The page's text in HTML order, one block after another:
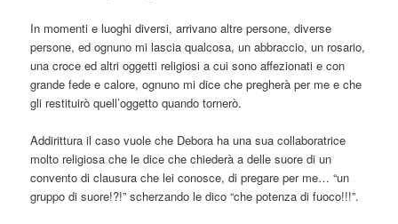
In momenti e luoghi diversi, arrivano altre persone, diverse
persone, ed ognuno mi lascia qualcosa, un abbraccio, un rosario,
una croce ed altri oggetti religiosi a cui sono affezionati e con
grande fede e calore, ognuno mi dice che pregherà per me e che
gli restituirò quell’oggetto quando tornerò.
Addirittura il caso vuole che Debora ha una sua collaboratrice
molto religiosa che le dice che chiederà a delle suore di un
convento di clausura che lei conosce, di pregare per me… “un
gruppo di suore!?!” scherzando le dico “che potenza di fuoco!!!”.